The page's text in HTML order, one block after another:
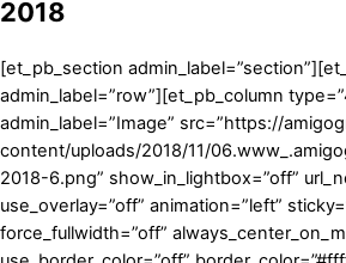
2018
[et_pb_section
admin_label=”row”][et_pb_column
admin_label=”Image” src=”https://
content/uploads/2018/11/
2018-6.png” show_in_lightbox=”off”
use_overlay=”off” animation=”left”
force_fullwidth=”off”